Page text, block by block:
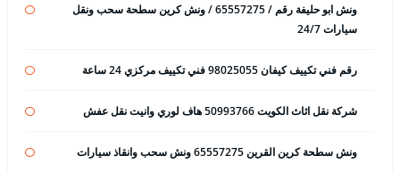
ونش ابو حليفة رقم / 65557275 / ونش كرين سطحة سحب ونقل
سيارات 24/7
رقم فني تكييف كيفان 98025055 فني تكييف مركزي 24 ساعة
شركة نقل اثاث الكويت 50993766 هاف لوري وانيت نقل عفش
ونش سطحة كرين القرين 65557275 ونش سحب وانقاذ سيارات